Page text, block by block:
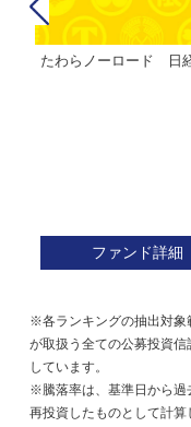
たわらノーロード 日
ファンド詳細
※各ランキングの抽出対象
が取扱う全ての公募投資
しています。
※騰落率は、基準日から過
再投資したものとして計算